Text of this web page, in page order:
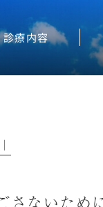
診療内容
ないため